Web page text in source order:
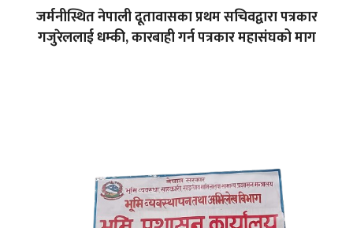
जर्मनीस्थित नेपाली दूतावासका प्रथम सचिवद्वारा पत्रकार
गजुरेललाई धम्की, कारबाही गर्न पत्रकार महासंघको माग